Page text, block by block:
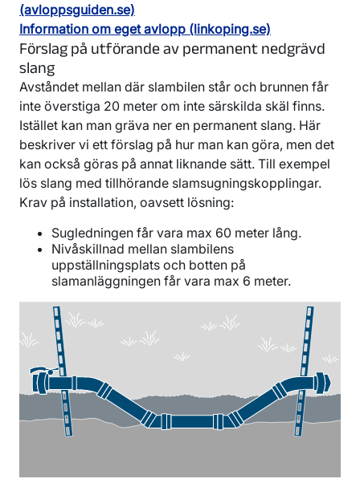
(avloppsguiden.se)
Information om eget avlopp (linkoping.se)
Förslag på utförande av permanent nedgrävd
slang
Avståndet mellan där slambilen står och brunnen får
inte överstiga 20 meter om inte särskilda skäl finns.
Istället kan man gräva ner en permanent slang. Här
beskriver vi ett förslag på hur man kan göra, men det
kan också göras på annat liknande sätt. Till exempel
lös slang med tillhörande slamsugningskopplingar.
Krav på installation, oavsett lösning:
Sugledningen får vara max 60 meter lång.
Nivåskillnad mellan slambilens
uppställningsplats och botten på
slamanläggningen får vara max 6 meter.